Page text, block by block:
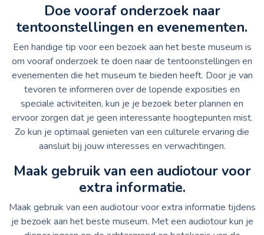
Doe vooraf onderzoek naar
tentoonstellingen en evenementen.
Een handige tip voor een bezoek aan het beste museum is
om vooraf onderzoek te doen naar de tentoonstellingen en
evenementen die het museum te bieden heeft. Door je van
tevoren te informeren over de lopende exposities en
speciale activiteiten, kun je je bezoek beter plannen en
ervoor zorgen dat je geen interessante hoogtepunten mist.
Zo kun je optimaal genieten van een culturele ervaring die
aansluit bij jouw interesses en verwachtingen.
Maak gebruik van een audiotour voor
extra informatie.
Maak gebruik van een audiotour voor extra informatie tijdens
je bezoek aan het beste museum. Met een audiotour kun je